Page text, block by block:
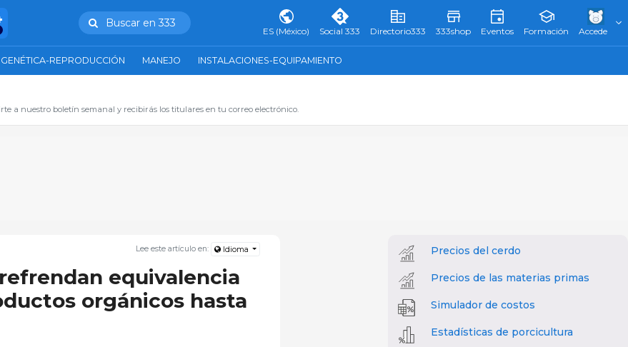
Buscar en 333
ES (México) Social 333 Directorio333 333shop Eventos Formación Accede
GENÉTICA-REPRODUCCIÓN MANEJO INSTALACIONES-EQUIPAMIENTO
a nuestro boletín semanal y recibirás los titulares en tu correo electrónico.
Lee este artículo en: Idioma
equivalencia
orgánicos hasta
Precios del cerdo
Precios de las materias primas
Simulador de costos
Estadísticas de porcicultura